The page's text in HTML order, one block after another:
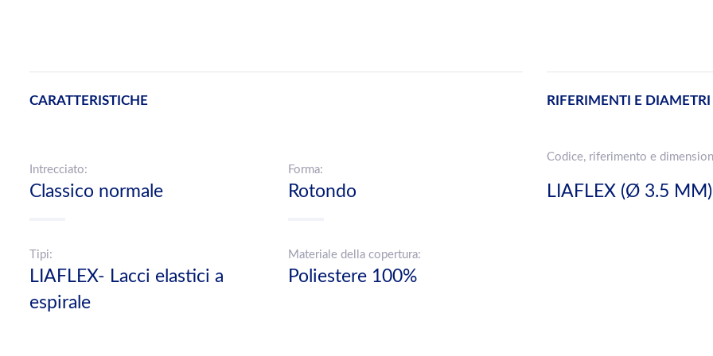
CARATTERISTICHE
Intrecciato:
Classico normale
Forma:
Rotondo
Tipi:
LIAFLEX- Lacci elastici a
espirale
Materiale della copertura:
Poliestere 100%
RIFERIMENTI E DIAMETRI
Codice, riferimento e
LIAFLEX (Ø 3.5 MM)